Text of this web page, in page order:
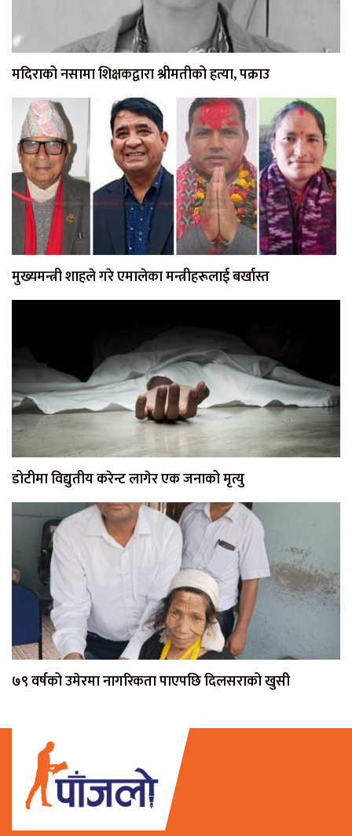
मदिराको नसामा शिक्षकद्वारा श्रीमतीको हत्या, पक्राउ
मुख्यमन्त्री शाहले गरे एमालेका मन्त्रीहरूलाई बर्खास्त
डोटीमा विद्युतीय करेन्ट लागेर एक जनाको मृत्यु
७९ वर्षको उमेरमा नागरिकता पाएपछि दिलसराको खुसी